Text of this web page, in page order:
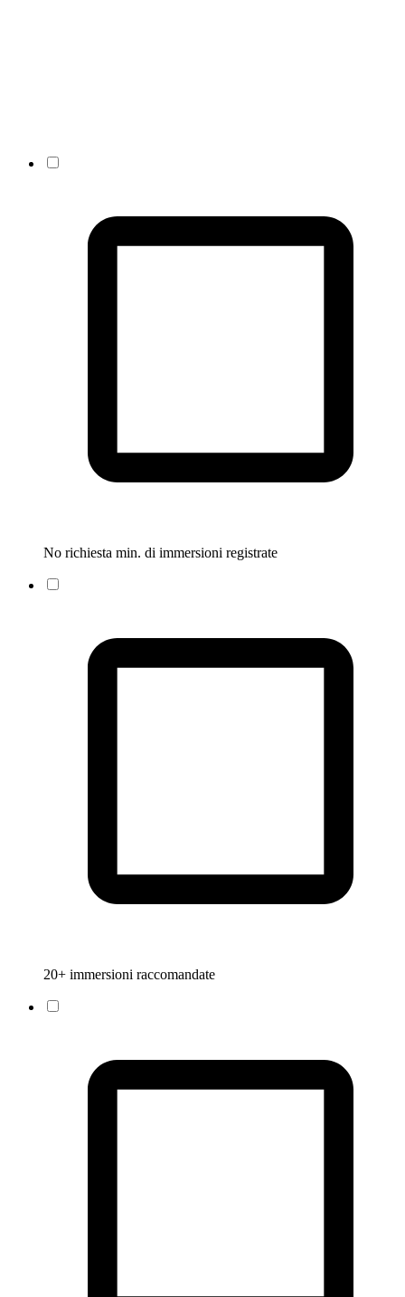
No richiesta min. di immersioni registrate
20+ immersioni raccomandate